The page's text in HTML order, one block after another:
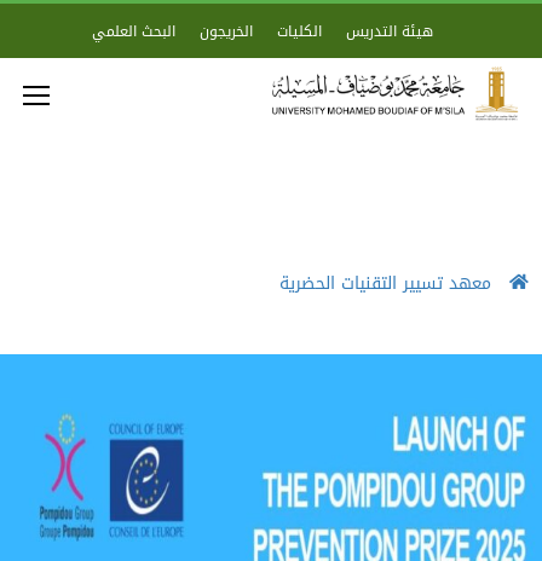
هيئة التدريس الكليات الخريجون البحث العلمي
معهد تسيير التقنيات الحضرية